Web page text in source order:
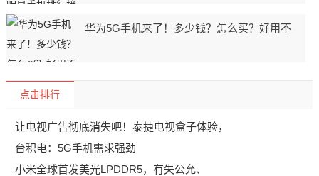
华为5G手机来了！多少钱？怎么买？好用不
点击排行
让电视广告彻底消失吧！泰捷电视盒子体验，
台积电：5G手机需求强劲
小米全球首发美光LPDDR5，有失公允、